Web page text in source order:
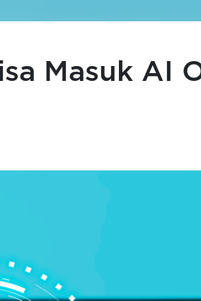
Masuk AI